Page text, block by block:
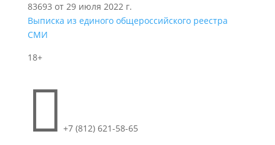
83693 от 29 июля 2022 г.
Выписка из единого общероссийского реестра
СМИ
18+
 +7 (812) 621-58-65